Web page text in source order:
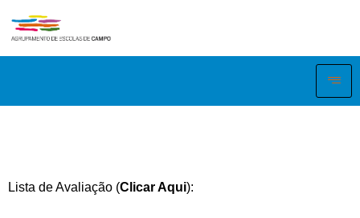
Lista de Avaliação (Clicar Aqui):